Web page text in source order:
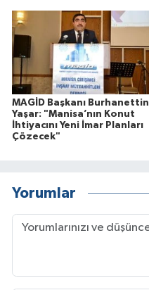
MAGİD Başkanı Burhanettin
Yaşar: "Manisa’nın Konut
İhtiyacını Yeni İmar Planları
Çözecek"
Yorumlar